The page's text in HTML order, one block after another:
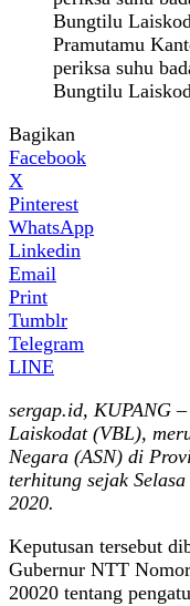
Pramutamu
periksa suhu
Bungtilu
Bagikan
Facebook
X
Pinterest
WhatsApp
Linkedin
Email
Print
Tumblr
Telegram
LINE
sergap.id, KUPANG
Laiskodat (VBL),
Negara (ASN) di
terhitung sejak
2020.
Keputusan tersebut
Gubernur NTT
20020 tentang